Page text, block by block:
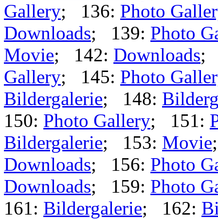
Gallery; 136: Photo
Downloads; 139: Photo
Movie; 142: Downloads;
Gallery; 145: Photo
Bildergalerie; 148:
150: Photo Gallery; 151:
Bildergalerie; 153: Movie
Downloads; 156: Photo
Downloads; 159: Photo
161: Bildergalerie; 162: